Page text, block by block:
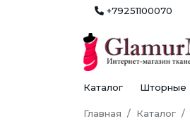
+79251100070
Каталог Шторные
Главная Каталог